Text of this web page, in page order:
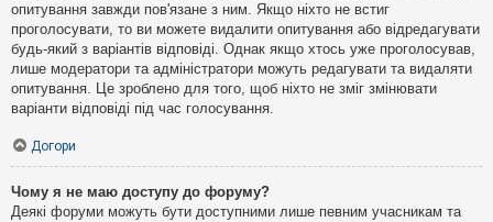
опитування завжди пов'язане з ним. Якщо ніхто не встиг
проголосувати, то ви можете видалити опитування або відредагувати
будь-який з варіантів відповіді. Однак якщо хтось уже проголосував,
лише модератори та адміністратори можуть редагувати та видаляти
опитування. Це зроблено для того, щоб ніхто не зміг змінювати
варіанти відповіді під час голосування.
Догори
Чому я не маю доступу до форуму?
Деякі форуми можуть бути доступними лише певним учасникам та